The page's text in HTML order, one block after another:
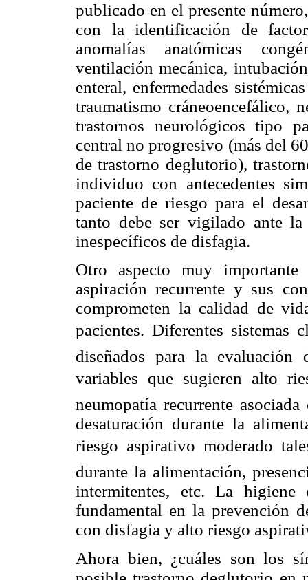
publicado en el presente
con la identificación de
anomalías anatómicas
ventilación mecánica,
enteral, enfermedades
traumatismo cráneoencefálico,
trastornos neurológicos tipo
central no progresivo (más del
de trastorno deglutorio),
individuo con antecedentes
paciente de riesgo para el
tanto debe ser vigilado ante
inespecíficos de disfagia.
Otro aspecto muy
aspiración recurrente y sus
comprometen la calidad de
pacientes. Diferentes sistemas
diseñados para la evaluación
variables que sugieren alto
neumopatía recurrente
desaturación durante la
riesgo aspirativo moderado
durante la alimentación,
intermitentes, etc. La higiene
fundamental en la prevención
con disfagia y alto riesgo
Ahora bien, ¿cuáles son los